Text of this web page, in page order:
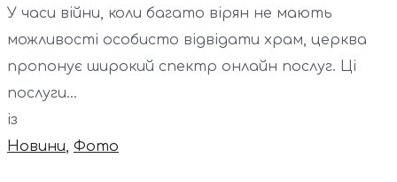
У часи війни, коли багато вірян не мають
можливості особисто відвідати храм, церква
пропонує широкий спектр онлайн послуг. Ці
послуги...
із
Новини Фото